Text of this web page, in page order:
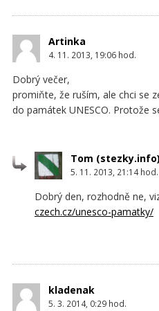
Artinka
4. 11. 2013, 19:06hod.
Dobrý večer,
promiňte, že ruším, ale chci se
do památek UNESCO. Protože
Tom
5. 11. 2013, 21:14hod.
Dobrý den, rozhodně ne,
czech.cz/unesco-pamatky/
kladenak
5. 3. 2014, 0:29hod.